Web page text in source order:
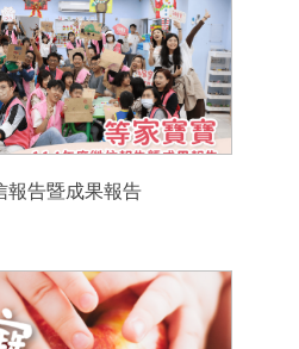
報告暨成果報告